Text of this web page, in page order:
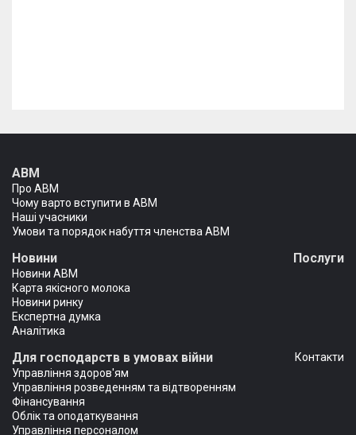
АВМ
Про АВМ
Чому варто вступити в АВМ
Наші учасники
Умови та порядок набуття членства АВМ
Новини
Новини АВМ
Карта якісного молока
Новини ринку
Експертна думка
Аналітика
Послуги
Для господарств в умовах війни
Управління здоров'ям
Управління розведенням та відтворенням
Фінансування
Облік та оподаткування
Управління персоналом
Контакти